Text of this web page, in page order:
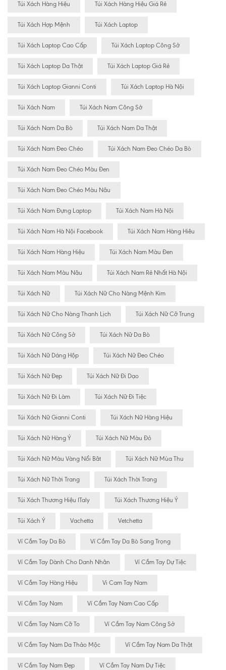
Túi Xách Hàng Hiệu Túi Xách Hàng Hiệu Giá Rẻ
Túi Xách Hợp Mệnh Túi Xách Laptop
Túi Xách Laptop Cao Cấp Túi Xách Laptop Công Sở
Túi Xách Laptop Da Thật Túi Xách Laptop Giá Rẻ
Túi Xách Laptop Gianni Conti Túi Xách Laptop Hà Nội
Túi Xách Nam Túi Xách Nam Công Sở
Túi Xách Nam Da Bò Túi Xách Nam Da Thật
Túi Xách Nam Đeo Chéo Túi Xách Nam Đeo Chéo Da Bò
Túi Xách Nam Đeo Chéo Màu Đen
Túi Xách Nam Đeo Chéo Màu Nâu
Túi Xách Nam Đựng Laptop Túi Xách Nam Hà Nội
Túi Xách Nam Hà Nội Facebook Túi Xách Nam Hàng Hiêu
Túi Xách Nam Hàng Hiệu Túi Xách Nam Màu Đen
Túi Xách Nam Màu Nâu Túi Xách Nam Rẻ Nhất Hà Nội
Túi Xách Nữ Túi Xách Nữ Cho Nàng Mệnh Kim
Túi Xách Nữ Cho Nàng Thanh Lịch Túi Xách Nữ Cỡ Trung
Túi Xách Nữ Công Sở Túi Xách Nữ Da Bò
Túi Xách Nữ Dáng Hộp Túi Xách Nữ Đeo Chéo
Túi Xách Nữ Đẹp Túi Xách Nữ Đi Dạo
Túi Xách Nữ Đi Làm Túi Xách Nữ Đi Tiệc
Túi Xách Nữ Gianni Conti Túi Xách Nữ Hàng Hiệu
Túi Xách Nữ Hàng Ý Túi Xách Nữ Màu Đỏ
Túi Xách Nữ Màu Vàng Nổi Bât Túi Xách Nữ Mùa Thu
Túi Xách Nữ Thời Trang Túi Xách Thời Trang
Túi Xách Thương Hiệu ITaly Túi Xách Thương Hiệu Ý
Túi Xách Ý Vachetta Vetchetta
Ví Cầm Tay Da Bò Ví Cầm Tay Da Bò Sang Trọng
Ví Cầm Tay Dành Cho Danh Nhân Ví Cầm Tay Dự Tiệc
Ví Cầm Tay Hàng Hiệu Vi Cam Tay Nam
Ví Cầm Tay Nam Ví Cầm Tay Nam Cao Cấp
Ví Cầm Tay Nam Cỡ To Ví Cầm Tay Nam Công Sở
Ví Cầm Tay Nam Da Thảo Mộc Ví Cầm Tay Nam Da Thật
Ví Cầm Tay Nam Đẹp Ví Cầm Tay Nam Dự Tiệc